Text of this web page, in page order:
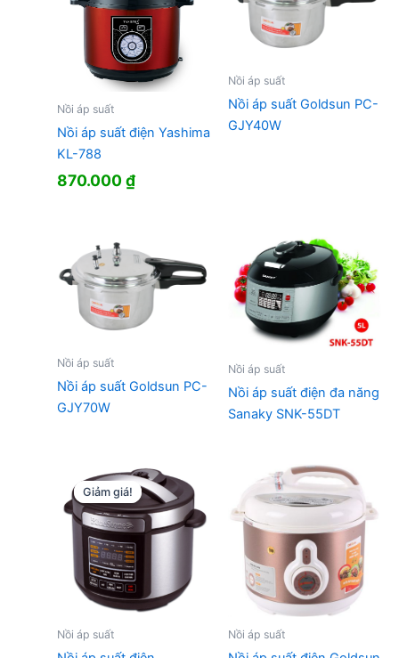
Nồi áp suất
Nồi áp suất điện Yashima
KL-788
870.000₫
Nồi áp suất
Nồi áp suất Goldsun PC-
GJY40W
Nồi áp suất
Nồi áp suất Goldsun PC-
GJY70W
Nồi áp suất
Nồi áp suất điện đa năng
Sanaky SNK-55DT
Giảm giá!
Giảm giá!
Nồi áp suất Nồi áp suất